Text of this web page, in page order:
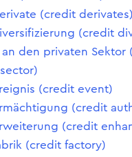
(credit derivates)
(credit
den privaten Sektor
(credit event)
(credit
(credit
(credit factory)